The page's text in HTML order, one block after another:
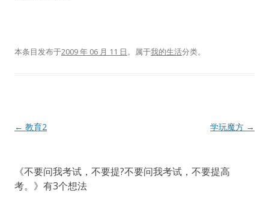
本条目发布于2009 年 06 月 11 日。属于我的生活分类。
文
航
← 教育2 学玩魔方 →
《不要问我考试，不要提?不要问我考试，不要提高
考。 》有3个想法